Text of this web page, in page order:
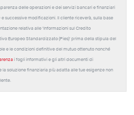
delle operazioni e dei servizi bancari e finanziari
successive modificazioni. Il cliente riceverà, sulla base
relativa alle 'Informazioni sul Credito
Europeo Standardizzato (Pies)' prima della stipula del
e le condizioni definitive del mutuo ottenuto nonché
i fogli informativi e gli altri documenti di
la soluzione finanziaria più adatta alle tue esigenze non